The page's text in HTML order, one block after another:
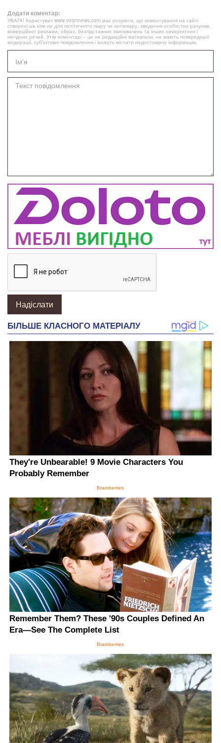
Додати коментар:
УВАГА! Користувач www.volynnews.com має розуміти, що коментування на сайті
створені аж ніяк не для політичного піару чи антипіару, зведення особистих рахунків,
комерційної реклами, образ, безпідставних звинувачень та інших некоректних і
негідних речей. Утім коментарі – це не редакційні матеріали, не мають попередньої
модерації, суб’єктивні повідомлення і можуть містити недостовірну інформацію.